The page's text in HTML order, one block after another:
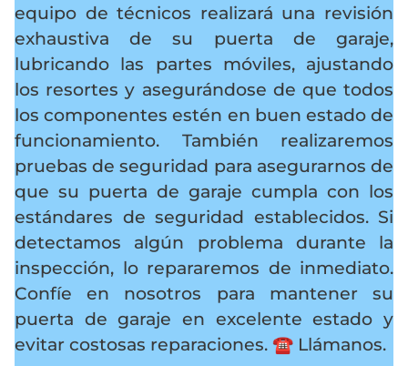
equipo de técnicos realizará una revisión
exhaustiva de su puerta de garaje,
lubricando las partes móviles, ajustando
los resortes y asegurándose de que todos
los componentes estén en buen estado de
funcionamiento. También realizaremos
pruebas de seguridad para asegurarnos de
que su puerta de garaje cumpla con los
estándares de seguridad establecidos. Si
detectamos algún problema durante la
inspección, lo repararemos de inmediato.
Confíe en nosotros para mantener su
puerta de garaje en excelente estado y
evitar costosas reparaciones. ☎️ Llámanos.